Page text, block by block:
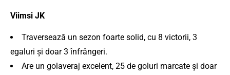
Viimsi JK
Traversează un sezon foarte solid, cu 8 victorii, 3
egaluri și doar 3 înfrângeri.
Are un golaveraj excelent, 25 de goluri marcate și doar